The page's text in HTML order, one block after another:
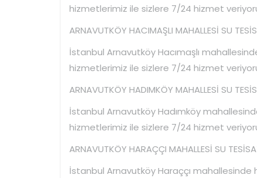
hizmetlerimiz ile sizlere 7/24 hizmet
ARNAVUTKÖY HACIMAŞLI MAHALLESİ SU
İstanbul Arnavutköy Hacımaşlı
hizmetlerimiz ile sizlere 7/24 hizmet
ARNAVUTKÖY HADIMKÖY MAHALLESİ SU
İstanbul Arnavutköy Hadımköy
hizmetlerimiz ile sizlere 7/24 hizmet
ARNAVUTKÖY HARAÇÇI MAHALLESİ SU
İstanbul Arnavutköy Haraççı